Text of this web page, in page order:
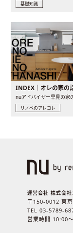
基礎知識
INDEX｜オレの家の
リノベのアレコレ
運営会社 株式会
〒150-0012 東
TEL 03-5789-
営業時間 10:00